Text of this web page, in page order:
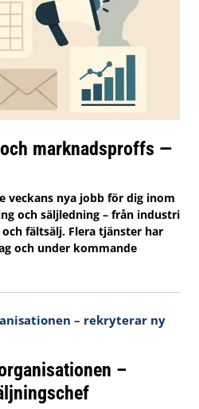
marknadsproffs —
veckans nya jobb för dig inom
och säljledning – från industri
fältsälj. Flera tjänster har
och under kommande
–